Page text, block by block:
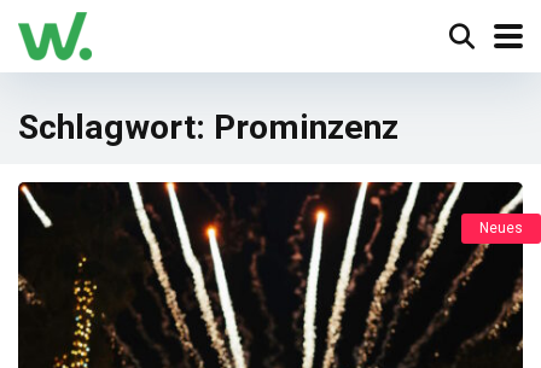
Schlagwort: Prominzenz
Neues